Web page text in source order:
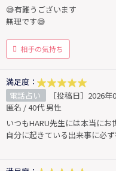
😅有難うございます
無理です😅
相手の気持ち
満足度：
電話占い
［投稿日］2026
匿名 / 40代 男性
いつもHARU先生には本当にお
自分に起きている出来事に必